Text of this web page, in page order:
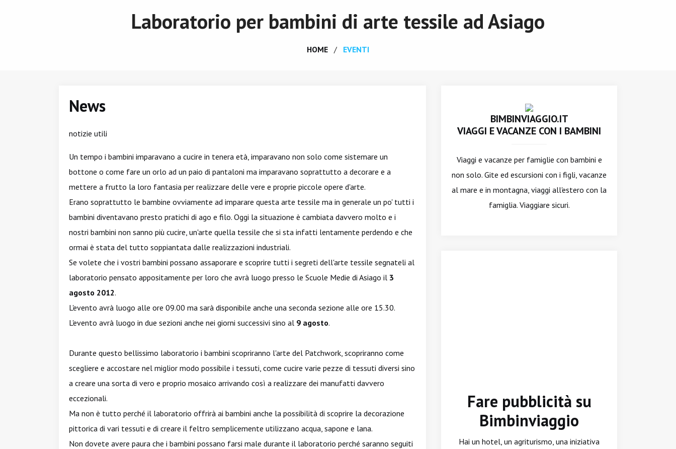
Laboratorio per bambini di arte tessile ad Asiago
HOME EVENTI
News
notizie utili
Un tempo i bambini imparavano a cucire in tenera età, imparavano non solo come sistemare un
bottone o come fare un orlo ad un paio di pantaloni ma imparavano soprattutto a decorare e a
mettere a frutto la loro fantasia per realizzare delle vere e proprie piccole opere d'arte.
Erano soprattutto le bambine ovviamente ad imparare questa arte tessile ma in generale un po' tutti i
bambini diventavano presto pratichi di ago e filo. Oggi la situazione è cambiata davvero molto e i
nostri bambini non sanno più cucire, un'arte quella tessile che si sta infatti lentamente perdendo e che
ormai è stata del tutto soppiantata dalle realizzazioni industriali.
Se volete che i vostri bambini possano assaporare e scoprire tutti i segreti dell'arte tessile segnateli al
laboratorio pensato appositamente per loro che avrà luogo presso le Scuole Medie di Asiago il 3
agosto 2012.
L'evento avrà luogo alle ore 09.00 ma sarà disponibile anche una seconda sezione alle ore 15.30.
L'evento avrà luogo in due sezioni anche nei giorni successivi sino al 9 agosto.
Durante questo bellissimo laboratorio i bambini scopriranno l'arte del Patchwork, scopriranno come
scegliere e accostare nel miglior modo possibile i tessuti, come cucire varie pezze di tessuti diversi sino
a creare una sorta di vero e proprio mosaico arrivando così a realizzare dei manufatti davvero
eccezionali.
Ma non è tutto perché il laboratorio offrirà ai bambini anche la possibilità di scoprire la decorazione
pittorica di vari tessuti e di creare il feltro semplicemente utilizzano acqua, sapone e lana.
Non dovete avere paura che i bambini possano farsi male durante il laboratorio perché saranno seguiti
BIMBINVIAGGIO.IT
VIAGGI E VACANZE CON I BAMBINI
Viaggi e vacanze per famiglie con bambini e
non solo. Gite ed escursioni con i figli, vacanze
al mare e in montagna, viaggi all'estero con la
famiglia. Viaggiare sicuri.
Fare pubblicità su
Bimbinviaggio
Hai un hotel, un agriturismo, una iniziativa